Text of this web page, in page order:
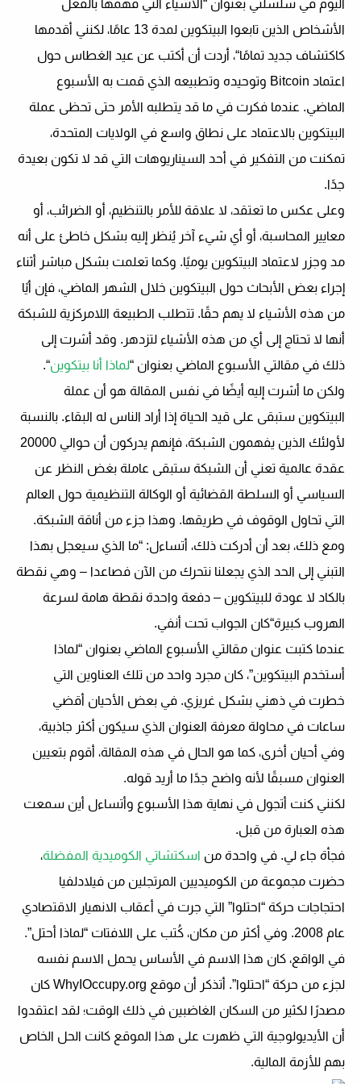
اليوم في سلسلتي بعنوان “ الأشياء التي فهمها بالفعل
الأشخاص الذين تابعوا البيتكوين لمدة 13 عامًا، لكنني أقدمها
كاكتشاف جديد تمامًا“، أردت أن أكتب عن عيد الغطاس حول
اعتماد Bitcoin وتوحيده وتطبيعه الذي قمت به الأسبوع
الماضي. عندما فكرت في ما قد يتطلبه الأمر حتى تحظى عملة
البيتكوين بالاعتماد على نطاق واسع في الولايات المتحدة،
تمكنت من التفكير في أحد السيناريوهات التي قد لا تكون بعيدة
جدًا.
وعلى عكس ما تعتقد، لا علاقة للأمر بالتنظيم، أو الضرائب، أو
معايير المحاسبة، أو أي شيء آخر يُنظر إليه بشكل خاطئ على أنه
مد وجزر لاعتماد البيتكوين يوميًا. وكما تعلمت بشكل مباشر أثناء
إجراء بعض الأبحاث حول البيتكوين خلال الشهر الماضي، فإن أيًا
من هذه الأشياء لا يهم حقًا. تتطلب الطبيعة اللامركزية للشبكة
أنها لا تحتاج إلى أي من هذه الأشياء لتزدهر. وقد أشرت إلى
ذلك في مقالتي الأسبوع الماضي بعنوان “لماذا أنا بيتكوين“.
ولكن ما أشرت إليه أيضًا في نفس المقالة هو أن عملة
البيتكوين ستبقى على قيد الحياة إذا أراد الناس له البقاء. بالنسبة
لأولئك الذين يفهمون الشبكة، فإنهم يدركون أن حوالي 20000
عقدة عالمية تعني أن الشبكة ستبقى عاملة بغض النظر عن
السياسي أو السلطة القضائية أو الوكالة التنظيمية حول العالم
التي تحاول الوقوف في طريقها. وهذا جزء من أناقة الشبكة.
ومع ذلك، بعد أن أدركت ذلك، أتساءل: “ما الذي سيعجل بهذا
التبني إلى الحد الذي يجعلنا نتحرك من الآن فصاعدا – وهي نقطة
بالكاد لا عودة للبيتكوين – دفعة واحدة نقطة هامة لسرعة
الهروب كبيرة“كان الجواب تحت أنفي.
عندما كتبت عنوان مقالتي الأسبوع الماضي بعنوان “لماذا
أستخدم البيتكوين”، كان مجرد واحد من تلك العناوين التي
خطرت في ذهني بشكل غريزي. في بعض الأحيان أقضي
ساعات في محاولة معرفة العنوان الذي سيكون أكثر جاذبية،
وفي أحيان أخرى، كما هو الحال في هذه المقالة، أقوم بتعيين
العنوان مسبقًا لأنه واضح جدًا ما أريد قوله.
لكنني كنت أتجول في نهاية هذا الأسبوع وأتساءل أين سمعت
هذه العبارة من قبل.
فجأة جاء لي. في واحدة من اسكتشاتي الكوميدية المفضلة،
حضرت مجموعة من الكوميديين المرتجلين من فيلادلفيا
احتجاجات حركة “احتلوا” التي جرت في أعقاب الانهيار الاقتصادي
عام 2008. وفي أكثر من مكان، كُتب على اللافتات “لماذا أحتل”.
في الواقع، كان هذا الاسم في الأساس يحمل الاسم نفسه
لجزء من حركة “احتلوا”. أتذكر أن موقع WhyIOccupy.org كان
مصدرًا لكثير من السكان الغاضبين في ذلك الوقت؛ لقد اعتقدوا
أن الأيديولوجية التي ظهرت على هذا الموقع كانت الحل الخاص
بهم للأزمة المالية.